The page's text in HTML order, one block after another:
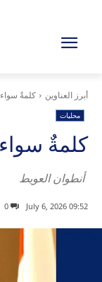
أبرز العناوين كلمةٌ
محليات
كلمةٌ
أنطوان العويط
09:52 2026 ,July 6
0